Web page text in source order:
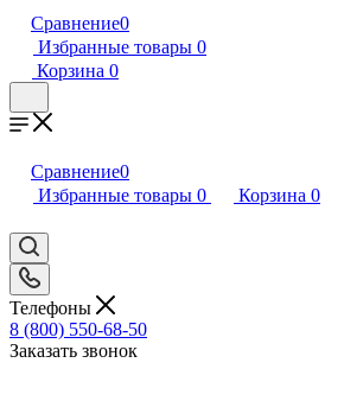
Сравнение0
Избранные товары 0
Корзина 0
Сравнение0
Избранные товары 0 Корзина 0
Телефоны
8 (800) 550-68-50
Заказать звонок